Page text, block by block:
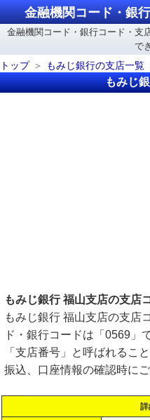
金融機関コード・銀
金融機関コード・銀行コード・支
で
トップ
もみじ銀行の支店一覧
もみじ
もみじ銀行 福山支店の支店
もみじ銀行 福山支店の支店
ド・銀行コードは「0569」
「支店番号」と呼ばれるこ
振込、口座情報の確認時にご
詳